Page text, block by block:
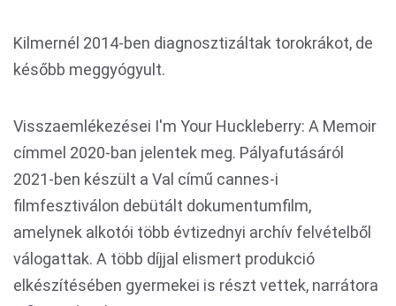
Kilmernél 2014-ben diagnosztizáltak torokrákot, de
később meggyógyult.
Visszaemlékezései I'm Your Huckleberry: A Memoir
címmel 2020-ban jelentek meg. Pályafutásáról
2021-ben készült a Val című cannes-i
filmfesztiválon debütált dokumentumfilm,
amelynek alkotói több évtizednyi archív felvételből
válogattak. A több díjjal elismert produkció
elkészítésében gyermekei is részt vettek, narrátora